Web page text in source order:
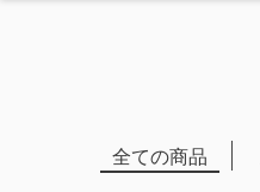
全ての商品